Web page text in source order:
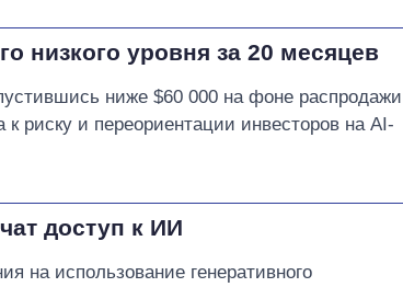
низкого уровня за 20 месяцев
ниже $60 000 на фоне распродажи
риску и переориентации инвесторов на AI-
доступ к ИИ
на использование генеративного